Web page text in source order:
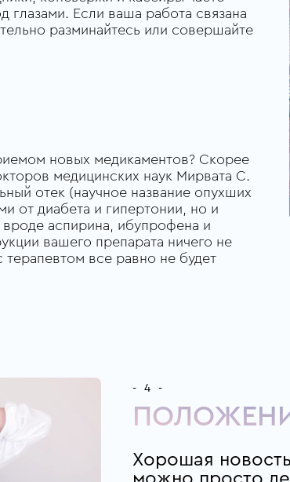
глазами. Если ваша работа связана
разминайтесь или совершайте
новых медикаментов? Скорее
медицинских наук Мирвата С.
отек (научное название опухших
от диабета и гипертонии, но и
аспирина, ибупрофена и
вашего препарата ничего не
терапевтом все равно не будет
- 4 -
Хорошая